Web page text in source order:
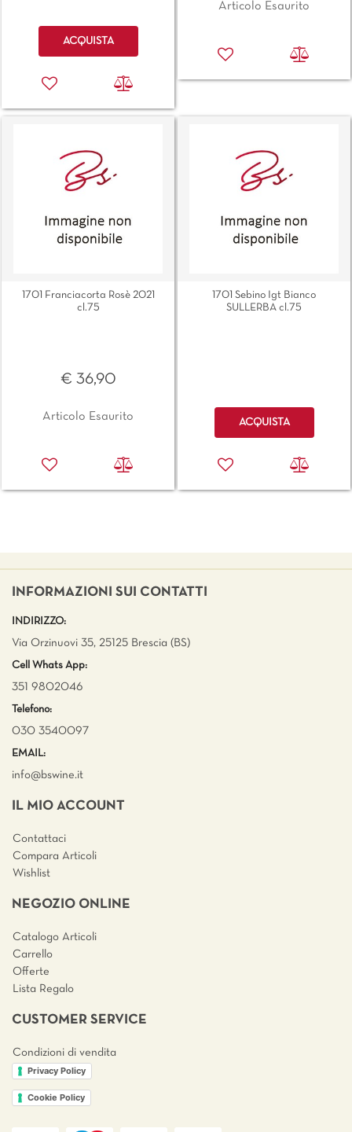
Quantità
ACQUISTA
Articolo Esaurito
1701 Franciacorta Rosè 2021
cl.75
€ 36,90
Articolo Esaurito
1701 Sebino Igt Bianco
SULLERBA cl.75
Quantità
ACQUISTA
INFORMAZIONI SUI CONTATTI
INDIRIZZO:
Via Orzinuovi 35, 25125 Brescia (BS)
Cell Whats App:
351 9802046
Telefono:
030 3540097
EMAIL:
info@bswine.it
IL MIO ACCOUNT
Contattaci
Compara Articoli
Wishlist
NEGOZIO ONLINE
Catalogo Articoli
Carrello
Offerte
Lista Regalo
CUSTOMER SERVICE
Condizioni di vendita
Privacy Policy
Cookie Policy